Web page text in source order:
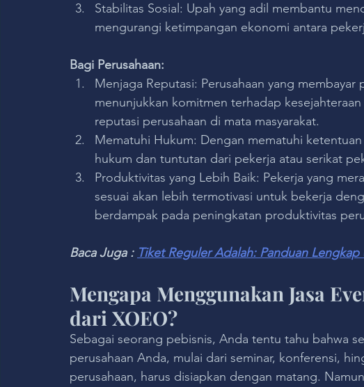
Stabilitas Sosial: Upah yang adil membantu
mengurangi ketimpangan ekonomi antara
Bagi Perusahaan:
Menjaga Reputasi: Perusahaan yang membayar
menunjukkan komitmen terhadap
reputasi perusahaan di mata masyarakat.
Mematuhi Hukum: Dengan mematuhi
hukum dan tuntutan dari pekerja atau serikat
Produktivitas yang Lebih Baik: Pekerja yang
sesuai akan lebih termotivasi untuk bekerja
berdampak pada peningkatan produktivitas
Baca Juga : Tiket Reguler Adalah: Panduan Lengkap
Mengapa Menggunakan Jasa
dari XOEO?
Sebagai seorang pebisnis, Anda tentu tahu bahwa
perusahaan Anda, mulai dari seminar, konferensi,
perusahaan, harus disiapkan dengan matang.